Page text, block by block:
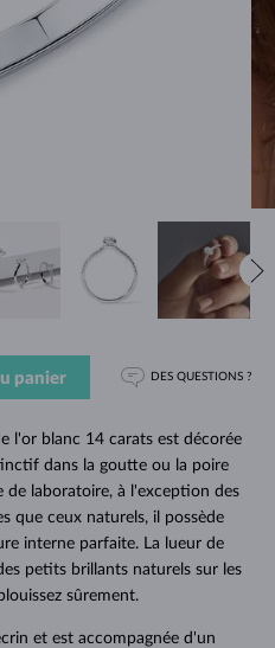
l'or blanc 14 carats est décorée
dans la goutte ou la poire
de laboratoire, à l'exception des
que ceux naturels, il possède
interne parfaite. La lueur de
petits brillants naturels sur les
sûrement.
et est accompagnée d'un
panier DES QUESTIONS ?